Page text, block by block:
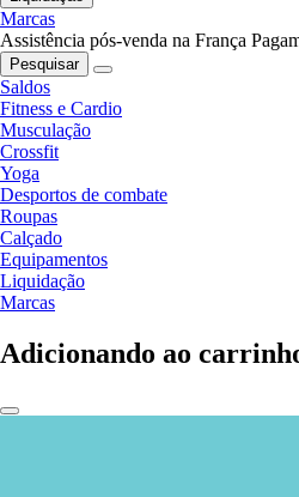
Marcas
Assistência pós-venda na França
Pesquisar
Saldos
Fitness e Cardio
Musculação
Crossfit
Yoga
Desportos de combate
Roupas
Calçado
Equipamentos
Liquidação
Marcas
Adicionando ao